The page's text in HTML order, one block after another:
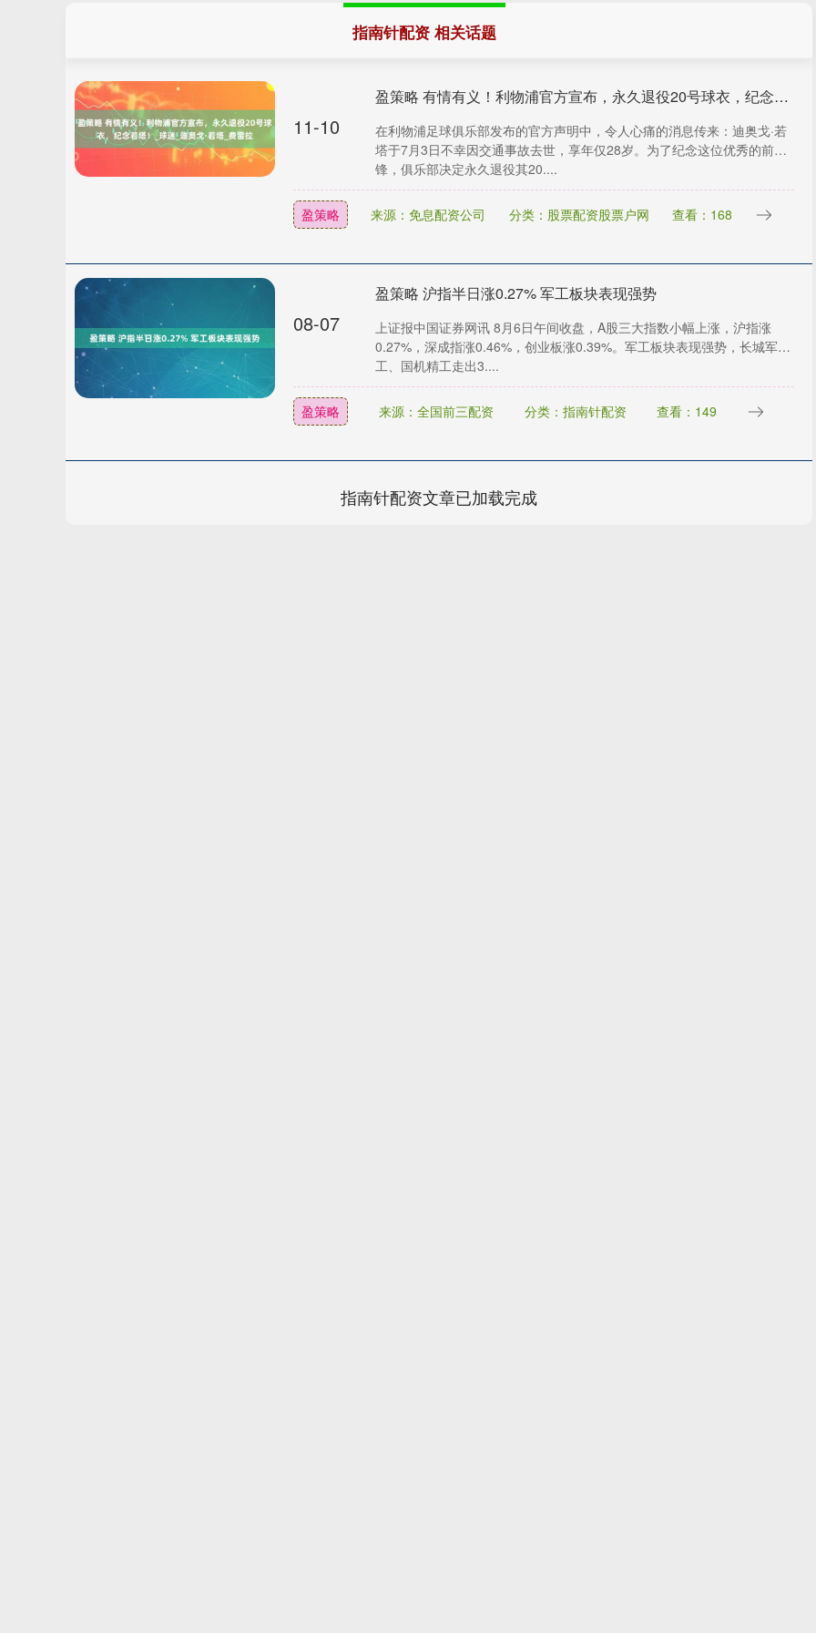
指南针配资 相关话题
11-10
盈策略 有情有义！利物浦官方宣布，永久退役20号球衣，纪念若塔！_球迷_迪奥戈·若塔_费雷拉
在利物浦足球俱乐部发布的官方声明中，令人心痛的消息传来：迪奥戈·若
塔于7月3日不幸因交通事故去世，享年仅28岁。为了纪念这位优秀的前
锋，俱乐部决定永久退役其20....
盈策略 来源：免息配资公司 分类：股票配资股票户网 查看：168
08-07
盈策略 沪指半日涨0.27% 军工板块表现强势
上证报中国证券网讯 8月6日午间收盘，A股三大指数小幅上涨，沪指涨
0.27%，深成指涨0.46%，创业板涨0.39%。军工板块表现强势，长城军
工、国机精工走出3....
盈策略 来源：全国前三配资 分类：指南针配资 查看：149
指南针配资文章已加载完成